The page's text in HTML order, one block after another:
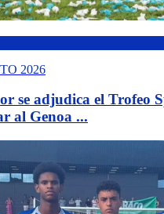
2026
se adjudica el Trofeo
al Genoa ...